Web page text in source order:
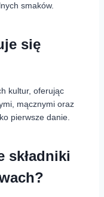
smaków.
się
kultur, oferując
mącznymi oraz
pierwsze danie.
składniki